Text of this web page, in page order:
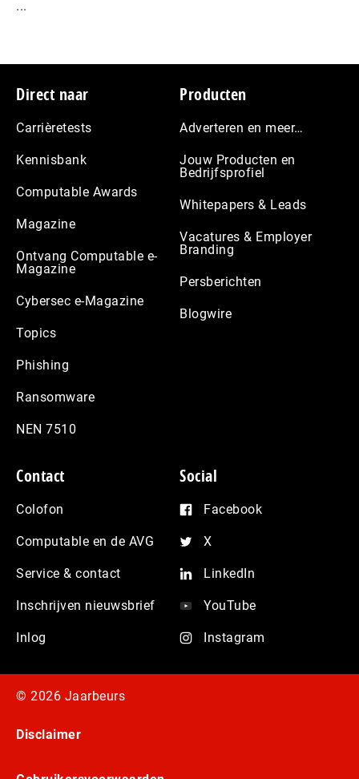
...
Footer
Direct naar
Carrièretests
Kennisbank
Computable Awards
Magazine
Ontvang Computable e-
Magazine
Cybersec e-Magazine
Topics
Phishing
Ransomware
NEN 7510
Producten
Adverteren en meer…
Jouw Producten en
Bedrijfsprofiel
Whitepapers & Leads
Vacatures & Employer
Branding
Persberichten
Blogwire
Contact
Colofon
Computable en de AVG
Service & contact
Inschrijven nieuwsbrief
Inlog
Social
Facebook
X
LinkedIn
YouTube
Instagram
© 2026 Jaarbeurs
Disclaimer